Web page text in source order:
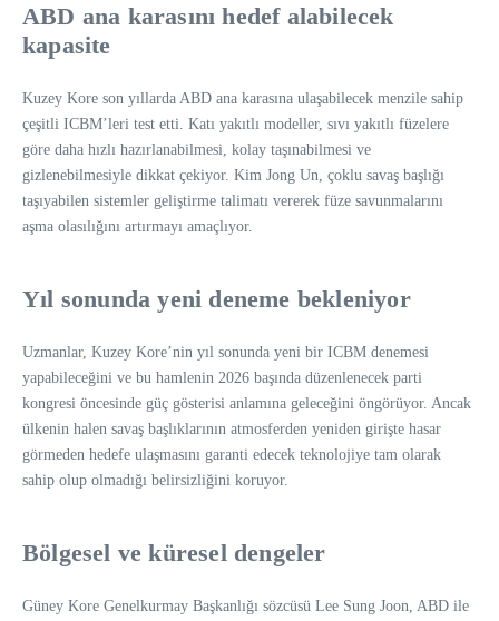
ABD ana karasını hedef alabilecek
kapasite
Kuzey Kore son yıllarda ABD ana karasına ulaşabilecek menzile sahip
çeşitli ICBM’leri test etti. Katı yakıtlı modeller, sıvı yakıtlı füzelere
göre daha hızlı hazırlanabilmesi, kolay taşınabilmesi ve
gizlenebilmesiyle dikkat çekiyor. Kim Jong Un, çoklu savaş başlığı
taşıyabilen sistemler geliştirme talimatı vererek füze savunmalarını
aşma olasılığını artırmayı amaçlıyor.
Yıl sonunda yeni deneme bekleniyor
Uzmanlar, Kuzey Kore’nin yıl sonunda yeni bir ICBM denemesi
yapabileceğini ve bu hamlenin 2026 başında düzenlenecek parti
kongresi öncesinde güç gösterisi anlamına geleceğini öngörüyor. Ancak
ülkenin halen savaş başlıklarının atmosferden yeniden girişte hasar
görmeden hedefe ulaşmasını garanti edecek teknolojiye tam olarak
sahip olup olmadığı belirsizliğini koruyor.
Bölgesel ve küresel dengeler
Güney Kore Genelkurmay Başkanlığı sözcüsü Lee Sung Joon, ABD ile